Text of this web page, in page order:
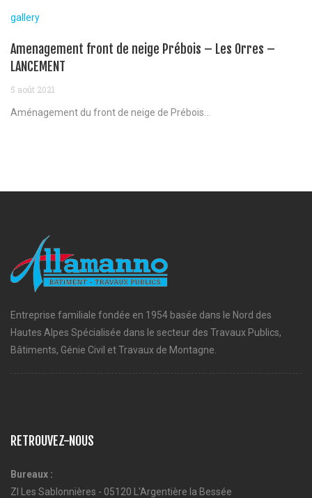
gallery
Amenagement front de neige Prébois – Les Orres –
LANCEMENT
5 août 2021
Aménagement du front de neige de Prébois...
Entreprise familiale fondée en 1954 basée dans le Nord des
Hautes Alpes Spécialisée dans le secteur des Travaux Publics,
Bâtiments, Génie Civil et Travaux de Montagne.
RETROUVEZ-NOUS
Bureaux :
ZI Les Sablonnières - 05120 L'Argentière la Bessée